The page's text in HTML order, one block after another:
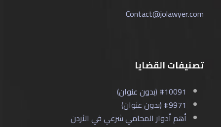
Contact@jolawyer.com
تصنيفات القضايا
#10091 (بدون عنوان)
#9971 (بدون عنوان)
أهم أدوار المحامي شرعي في الأردن